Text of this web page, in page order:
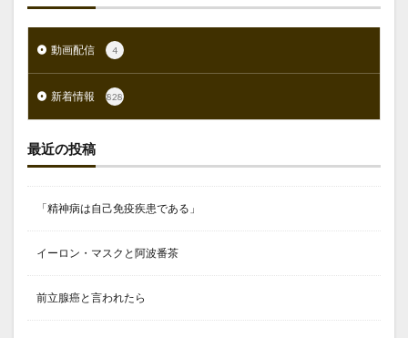
動画配信 4
新着情報 828
最近の投稿
「精神病は自己免疫疾患である」
イーロン・マスクと阿波番茶
前立腺癌と言われたら